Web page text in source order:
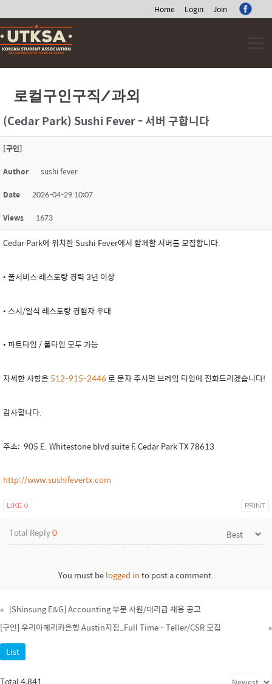
Home Login Join
Skip
to
content
로컬구인구직/과외
(Cedar Park) Sushi Fever - 서버 구합니다
[구인]
Author sushi fever
Date 2026-04-29 10:07
Views 1673
Cedar Park에 위치한 Sushi Fever에서 함께할 서버를 모집합니다.
• 풀서비스 레스토랑 경력 3년 이상
• 스시/일식 레스토랑 경험자 우대
• 파트타임 / 풀타임 모두 가능
자세한 사항은512-915-2446로 문자 주시면 브레잌 타임에 전화드리겠습니다!
감사합니다.
주소: 905 E. Whitestone blvd suite F, Cedar Park TX 78613
http://www.sushifevertx.com
LIKE 0 PRINT
Total Reply0
You must belogged into post a comment.
« [Shinsung E&G] Accounting 부문 사원/대리급 채용 공고
[구인] 우리아메리카은행 Austin지점_Full Time - Teller/CSR 모집
»
List
Total 4,841